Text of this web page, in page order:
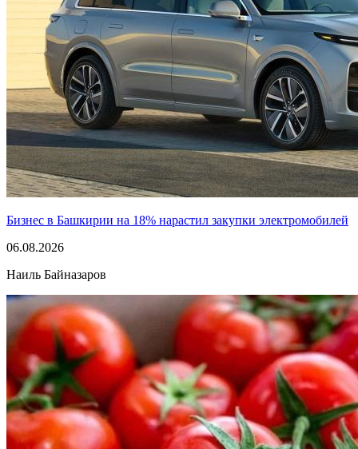
Бизнес в Башкирии на 18% нарастил закупки электромобилей
06.08.2026
Наиль Байназаров